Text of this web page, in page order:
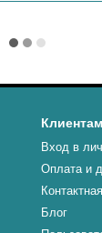
Клиентам
Вход в
Оплата и
Блог